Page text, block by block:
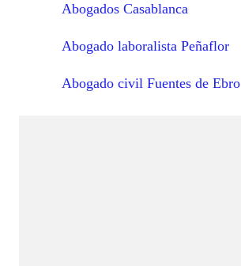
Abogados Casablanca
Abogado laboralista Peñaflor
Abogado civil Fuentes de Ebro